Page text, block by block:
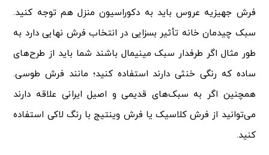
فرش جهیزیه عروس باید به دکوراسیون منزل هم توجه کنید.
سبک چیدمان خانه تأثیر بسزایی در انتخاب فرش نهایی دارد به
طور مثال اگر طرفدار سبک مینیمال باشند شما باید از طرح‌های
ساده که رنگی خنثی دارند استفاده کنید؛ مانند فرش طوسی.
همچنین اگر به سبک‌های قدیمی و اصیل ایرانی علاقه دارند
می‌توانید از فرش کلاسیک یا فرش وینتیج با رنگ لاکی استفاده
کنید.